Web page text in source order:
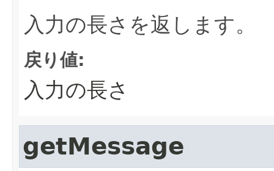
入力の長さを返します。
戻り値:
入力の長さ
getMessage